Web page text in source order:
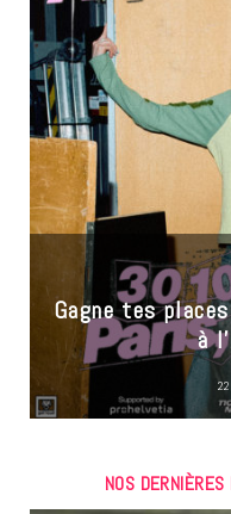
Gagne tes
à
NOS